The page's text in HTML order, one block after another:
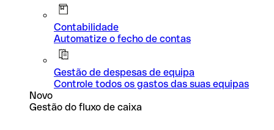
Contabilidade
Automatize o fecho de contas
Gestão de despesas de equipa
Controle todos os gastos das suas equipas
Novo
Gestão do fluxo de caixa